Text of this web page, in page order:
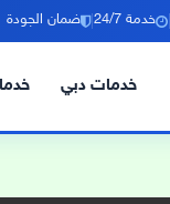
خدمة 24/7 | ضمان الجودة
خدمات دبي